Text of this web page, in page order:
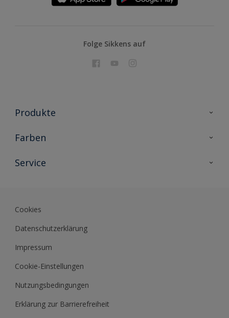
Folge Sikkens auf
Produkte
Holzschutz
Metallschutz
Farben
Farbkollektionen
Farb-Tools
Service
Sikkens Akademie
Datenblätter
Cookies
Datenschutzerklärung
Impressum
Cookie-Einstellungen
Nutzungsbedingungen
Erklärung zur Barrierefreiheit